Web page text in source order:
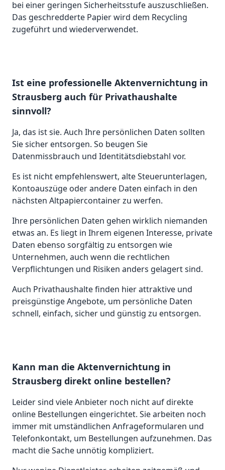
bei einer geringen Sicherheitsstufe auszuschließen.
Das geschredderte Papier wird dem Recycling
zugeführt und wiederverwendet.
Ist eine professionelle Aktenvernichtung in
Strausberg auch für Privathaushalte
sinnvoll?
Ja, das ist sie. Auch Ihre persönlichen Daten sollten
Sie sicher entsorgen. So beugen Sie
Datenmissbrauch und Identitätsdiebstahl vor.
Es ist nicht empfehlenswert, alte Steuerunterlagen,
Kontoauszüge oder andere Daten einfach in den
nächsten Altpapiercontainer zu werfen.
Ihre persönlichen Daten gehen wirklich niemanden
etwas an. Es liegt in Ihrem eigenen Interesse, private
Daten ebenso sorgfältig zu entsorgen wie
Unternehmen, auch wenn die rechtlichen
Verpflichtungen und Risiken anders gelagert sind.
Auch Privathaushalte finden hier attraktive und
preisgünstige Angebote, um persönliche Daten
schnell, einfach, sicher und günstig zu entsorgen.
Kann man die Aktenvernichtung in
Strausberg direkt online bestellen?
Leider sind viele Anbieter noch nicht auf direkte
online Bestellungen eingerichtet. Sie arbeiten noch
immer mit umständlichen Anfrageformularen und
Telefonkontakt, um Bestellungen aufzunehmen. Das
macht die Sache unnötig kompliziert.